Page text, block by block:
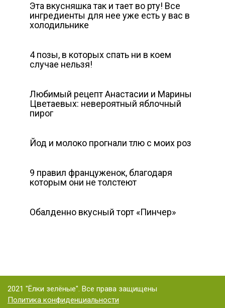
Эта вкусняшка так и тает во рту! Все
ингредиенты для нее уже есть у вас в
холодильнике
4 позы, в которых спать ни в коем
случае нельзя!
Любимый рецепт Анастасии и Марины
Цветаевых: невероятный яблочный
пирог
Йод и молоко прогнали тлю с моих роз
9 правил француженок, благодаря
которым они не толстеют
Обалденно вкусный торт «Пинчер»
2021 "Ёлки зелёные". Все права защищены
Политика конфиденциальности